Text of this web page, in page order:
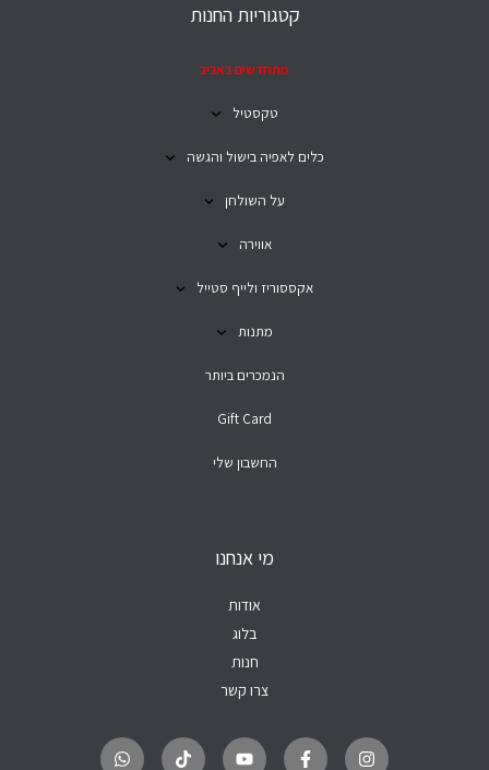
קטגוריות החנות
מתחדשים באביב
טקסטיל
כלים לאפיה בישול והגשה
על השולחן
אווירה
אקססוריז ולייף סטייל
מתנות
הנמכרים ביותר
Gift Card
החשבון שלי
מי אנחנו
אודות
בלוג
חנות
צרו קשר
I
n
F
a
Y
o
T
i
W
h